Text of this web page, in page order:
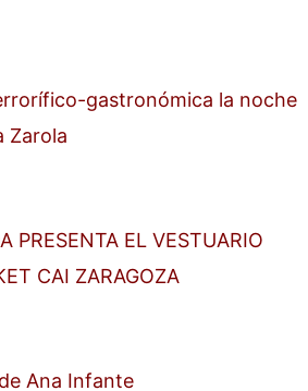
gastronómica la noche
Zarola
PRESENTA EL VESTUARIO
CAI ZARAGOZA
Ana Infante